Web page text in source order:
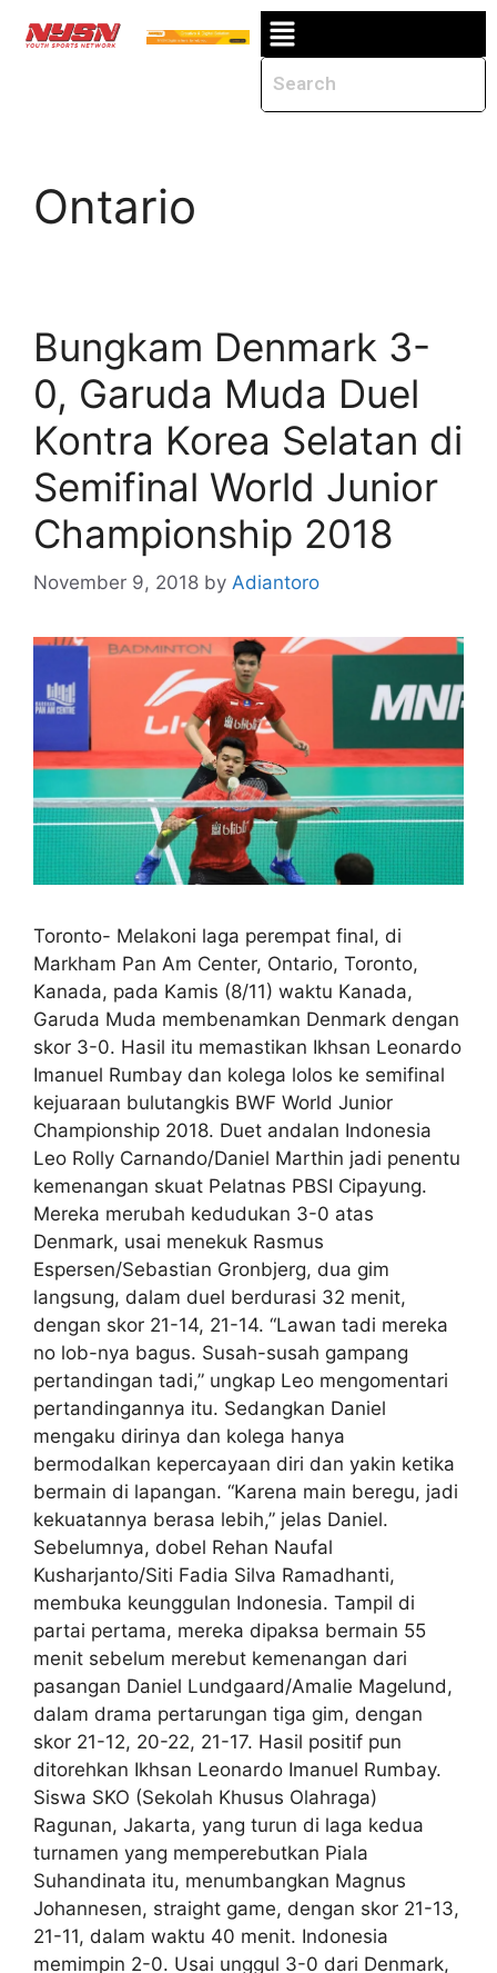
Ontario
Bungkam Denmark 3-
0, Garuda Muda Duel
Kontra Korea Selatan di
Semifinal World Junior
Championship 2018
November 9, 2018 by Adiantoro
Toronto- Melakoni laga perempat final, di
Markham Pan Am Center, Ontario, Toronto,
Kanada, pada Kamis (8/11) waktu Kanada,
Garuda Muda membenamkan Denmark dengan
skor 3-0. Hasil itu memastikan Ikhsan Leonardo
Imanuel Rumbay dan kolega lolos ke semifinal
kejuaraan bulutangkis BWF World Junior
Championship 2018. Duet andalan Indonesia
Leo Rolly Carnando/Daniel Marthin jadi penentu
kemenangan skuat Pelatnas PBSI Cipayung.
Mereka merubah kedudukan 3-0 atas
Denmark, usai menekuk Rasmus
Espersen/Sebastian Gronbjerg, dua gim
langsung, dalam duel berdurasi 32 menit,
dengan skor 21-14, 21-14. “Lawan tadi mereka
no lob-nya bagus. Susah-susah gampang
pertandingan tadi,” ungkap Leo mengomentari
pertandingannya itu. Sedangkan Daniel
mengaku dirinya dan kolega hanya
bermodalkan kepercayaan diri dan yakin ketika
bermain di lapangan. “Karena main beregu, jadi
kekuatannya berasa lebih,” jelas Daniel.
Sebelumnya, dobel Rehan Naufal
Kusharjanto/Siti Fadia Silva Ramadhanti,
membuka keunggulan Indonesia. Tampil di
partai pertama, mereka dipaksa bermain 55
menit sebelum merebut kemenangan dari
pasangan Daniel Lundgaard/Amalie Magelund,
dalam drama pertarungan tiga gim, dengan
skor 21-12, 20-22, 21-17. Hasil positif pun
ditorehkan Ikhsan Leonardo Imanuel Rumbay.
Siswa SKO (Sekolah Khusus Olahraga)
Ragunan, Jakarta, yang turun di laga kedua
turnamen yang memperebutkan Piala
Suhandinata itu, menumbangkan Magnus
Johannesen, straight game, dengan skor 21-13,
21-11, dalam waktu 40 menit. Indonesia
memimpin 2-0. Usai unggul 3-0 dari Denmark,